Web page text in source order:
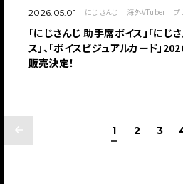
2026.05.01 にじさんじ 海外VTuber プ
「にじさんじ 助手席ボイス」「にじ
ス」、「ボイスビジュアルカード」
販売決定！
1 2 3